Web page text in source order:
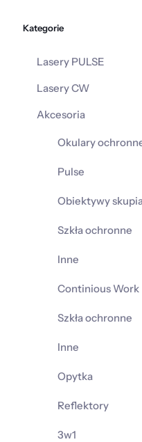
Kategorie
Lasery PULSE
Lasery CW
Akcesoria
Okulary
Pulse
Obiektywy
Szkła ochronne
Inne
Continious Work
Szkła ochronne
Inne
Opytka
Reflektory
3w1